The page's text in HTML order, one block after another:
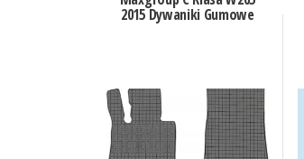
2015 Dywaniki Gumowe